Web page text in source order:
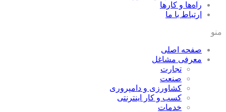
راه‌ها و كارها
ارتباط با ما
منو
صفحه اصلی
معرفی مشاغل
تجارت
صنعت
كشاورزی و دامپروری
كسب و كار اينترنتی
خدمات